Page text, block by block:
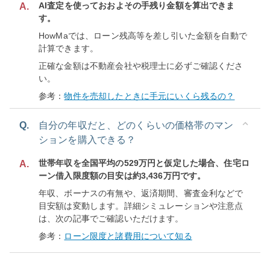
A.
AI査定を使っておおよその手残り金額を算出できま
す。
HowMaでは、ローン残高等を差し引いた金額を自動で
計算できます。
正確な金額は不動産会社や税理士に必ずご確認くださ
い。
参考：物件を売却したときに手元にいくら残るの？
Q.
自分の年収だと、どのくらいの価格帯のマン
ションを購入できる？
A.
世帯年収を全国平均の529万円と仮定した場合、住宅ロ
ーン借入限度額の目安は約3,436万円です。
年収、ボーナスの有無や、返済期間、審査金利などで
目安額は変動します。詳細シミュレーションや注意点
は、次の記事でご確認いただけます。
参考： ローン限度と諸費用について知る